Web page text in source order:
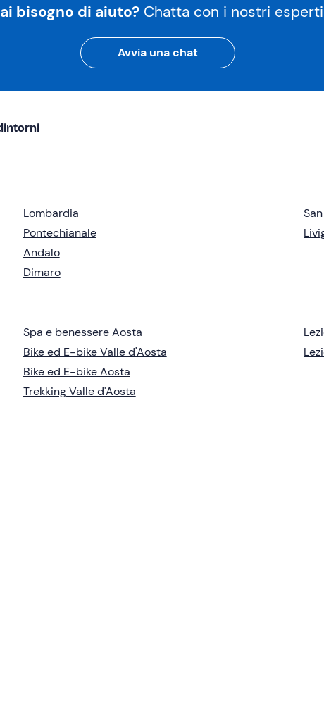
bisogno di aiuto? Chatta con i nostri
Avvia una chat
Lombardia
Pontechianale
Andalo
Dimaro
Spa e benessere Aosta
Bike ed E-bike Valle d'Aosta
Bike ed E-bike Aosta
Trekking Valle d'Aosta